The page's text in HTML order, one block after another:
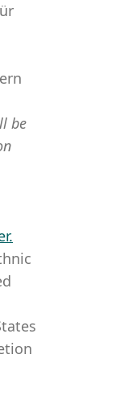
be
.